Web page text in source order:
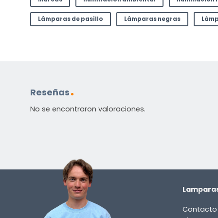
Lámparas de pasillo Lámparas negras
Reseñas
No se encontraron valoraciones.
Contacto